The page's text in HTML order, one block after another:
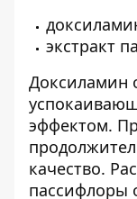
экстракт
Доксиламин
эффектом.
качество.
пассифлоры